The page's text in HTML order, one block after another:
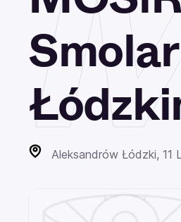
Aleksandrów Łódzki, 11